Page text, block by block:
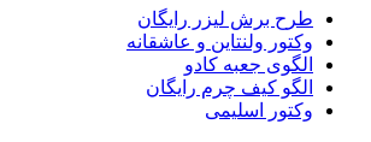
طرح برش لیزر رایگان
وکتور ولنتاین و عاشقانه
الگوی جعبه کادو
الگو کیف چرم رایگان
وکتور اسلیمی